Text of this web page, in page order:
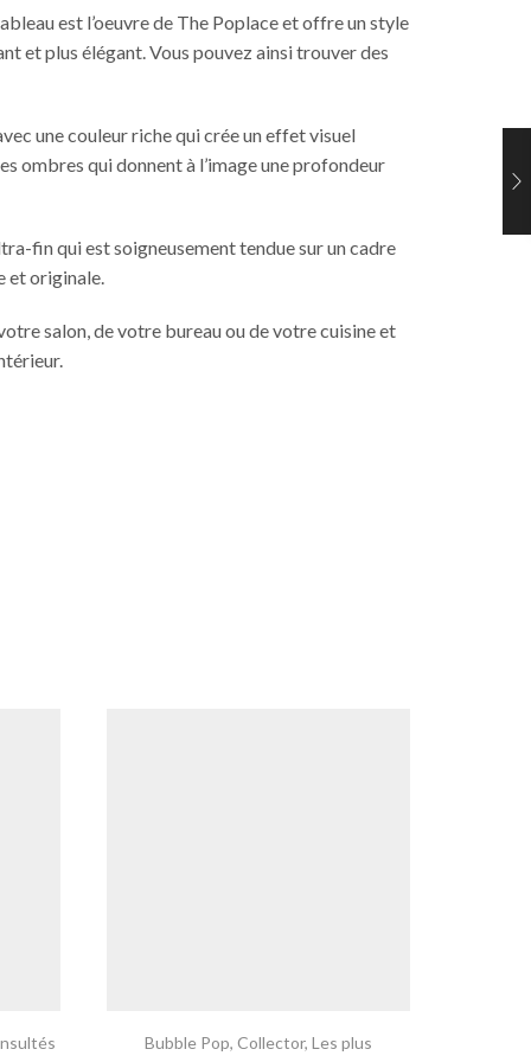
est l’oeuvre de The Poplace et offre un style
et plus élégant. Vous pouvez ainsi trouver des
une couleur riche qui crée un effet visuel
ombres qui donnent à l’image une profondeur
fin qui est soigneusement tendue sur un cadre
et originale.
salon, de votre bureau ou de votre cuisine et
Bubble Pop,Collector,Les plus